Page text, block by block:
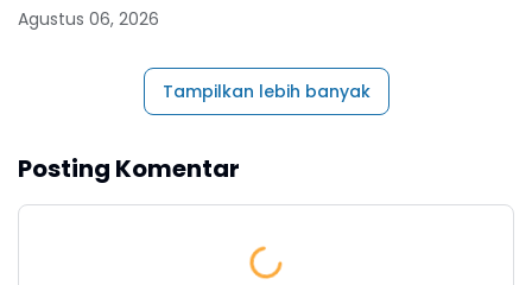
Agustus 06, 2026
Tampilkan lebih banyak
Posting Komentar